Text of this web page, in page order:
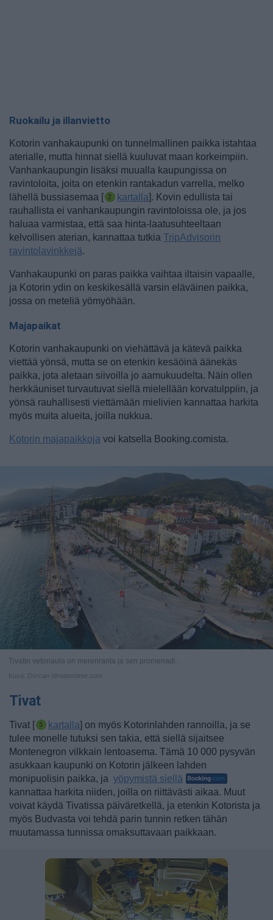
Ruokailu ja illanvietto
Kotorin vanhakaupunki on tunnelmallinen paikka istahtaa
aterialle, mutta hinnat siellä kuuluvat maan korkeimpiin.
Vanhankaupungin lisäksi muualla kaupungissa on
ravintoloita, joita on etenkin rantakadun varrella, melko
lähellä bussiasemaa [
kartalla]. Kovin edullista tai
rauhallista ei vanhankaupungin ravintoloissa ole, ja jos
haluaa varmistaa, että saa hinta-laatusuhteeltaan
kelvollisen aterian, kannattaa tutkia TripAdvisorin
ravintolavinkkejä.
Vanhakaupunki on paras paikka vaihtaa iltaisin vapaalle,
ja Kotorin ydin on keskikesällä varsin eläväinen paikka,
jossa on meteliä yömyöhään.
Majapaikat
Kotorin vanhakaupunki on viehättävä ja kätevä paikka
viettää yönsä, mutta se on etenkin kesäöinä äänekäs
paikka, jota aletaan siivoilla jo aamukuudelta. Näin ollen
herkkäuniset turvautuvat siellä mielellään korvatulppiin, ja
yönsä rauhallisesti viettämään mielivien kannattaa harkita
myös muita alueita, joilla nukkua.
Kotorin majapaikkoja voi katsella Booking.comista.
Tivatin vetonaula on merenranta ja sen promenadi.
Kuva: Dvrcan /dreamstime.com
Tivat
Tivat [ kartalla] on myös Kotorinlahden rannoilla, ja se
tulee monelle tutuksi sen takia, että siellä sijaitsee
Montenegron vilkkain lentoasema. Tämä 10 000 pysyvän
asukkaan kaupunki on Kotorin jälkeen lahden
monipuolisin paikka, ja yöpymistä siellä
kannattaa harkita niiden, joilla on riittävästi aikaa. Muut
voivat käydä Tivatissa päiväretkellä, ja etenkin Kotorista ja
myös Budvasta voi tehdä parin tunnin retken tähän
muutamassa tunnissa omaksuttavaan paikkaan.